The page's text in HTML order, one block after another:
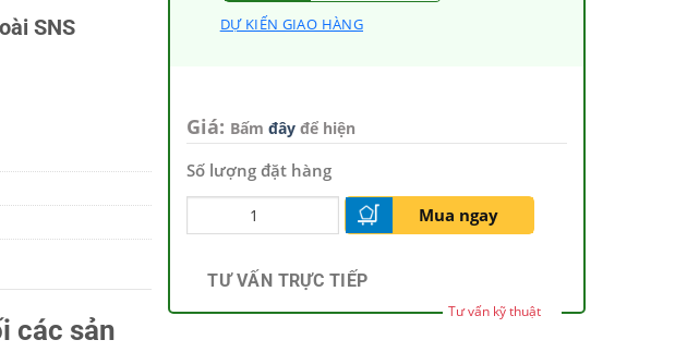
SNS
các sản
DỰ KIẾN GIAO HÀNG
Giá: Bấm đâyđể hiện
Số lượng đặt hàng
Mua ngay
TƯ VẤN TRỰC TIẾP
Tư vấn kỹ thuật